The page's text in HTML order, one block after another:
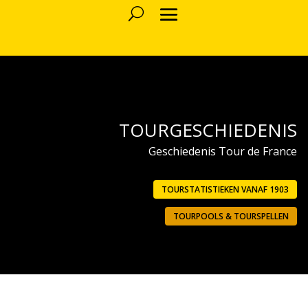
TOURGESCHIEDENIS
Geschiedenis Tour de France
TOURSTATISTIEKEN VANAF 1903
TOURPOOLS & TOURSPELLEN